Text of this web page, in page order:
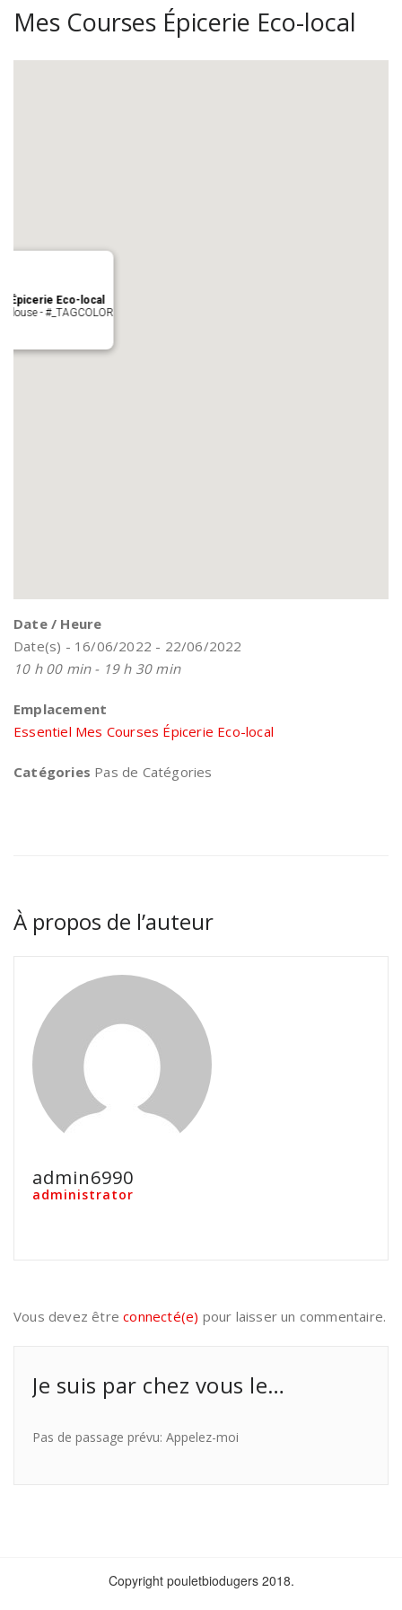
Mes Courses Épicerie Eco-local
Épicerie Eco-local
- #_TAGCOLOR
Date / Heure
Date(s) - 16/06/2022 - 22/06/2022
10 h 00 min - 19 h 30 min
Emplacement
Essentiel Mes Courses Épicerie Eco-local
Catégories Pas de Catégories
À propos de l’auteur
admin6990
administrator
Vous devez êtreconnecté(e) pour laisser un commentaire.
Je suis par chez vous le…
Pas de passage prévu: Appelez-moi
Copyright pouletbiodugers 2018.